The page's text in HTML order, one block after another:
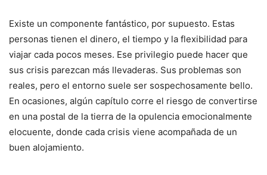
Existe un componente fantástico, por supuesto. Estas
personas tienen el dinero, el tiempo y la flexibilidad para
viajar cada pocos meses. Ese privilegio puede hacer que
sus crisis parezcan más llevaderas. Sus problemas son
reales, pero el entorno suele ser sospechosamente bello.
En ocasiones, algún capítulo corre el riesgo de convertirse
en una postal de la tierra de la opulencia emocionalmente
elocuente, donde cada crisis viene acompañada de un
buen alojamiento.